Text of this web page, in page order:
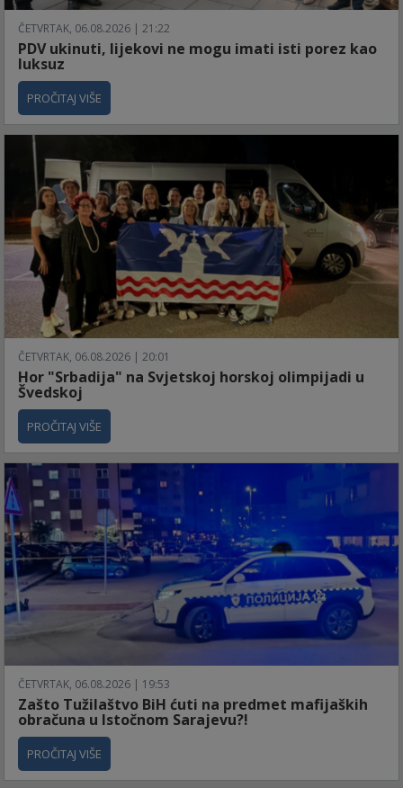
ČETVRTAK, 06.08.2026 | 21:22
PDV ukinuti, lijekovi ne mogu imati isti porez kao
luksuz
PROČITAJ VIŠE
ČETVRTAK, 06.08.2026 | 20:01
Hor "Srbadija" na Svjetskoj horskoj olimpijadi u
Švedskoj
PROČITAJ VIŠE
ČETVRTAK, 06.08.2026 | 19:53
Zašto Tužilaštvo BiH ćuti na predmet mafijaških
obračuna u Istočnom Sarajevu?!
PROČITAJ VIŠE